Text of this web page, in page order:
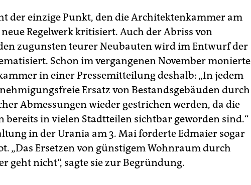
der einzige Punkt, den die Architektenkammer am
Regelwerk kritisiert. Auch der Abriss von
zugunsten teurer Neubauten wird im Entwurf der
Schon im vergangenen November monierte
in einer Pressemitteilung deshalb: „In jedem
Ersatz von Bestandsgebäuden durch
Abmessungen wieder gestrichen werden, da die
bereits in vielen Stadtteilen sichtbar geworden sind.“
in der Urania am 3. Mai forderte Edmaier sogar
„Das Ersetzen von günstigem Wohnraum durch
geht nicht“, sagte sie zur Begründung.